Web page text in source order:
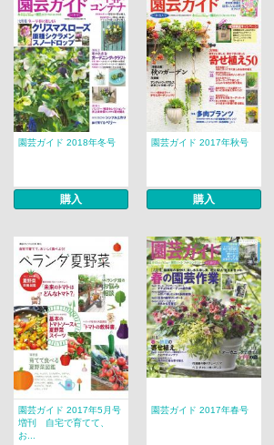
園芸ガイド 2018年冬号
購入
園芸ガイド 2017年秋号
購入
園芸ガイド 2017年5月号
増刊 自宅で育てて、
お...
園芸ガイド 2017年春号